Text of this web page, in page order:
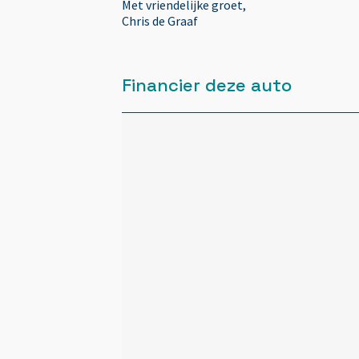
Met vriendelijke groet,
Chris de Graaf
Financier deze auto